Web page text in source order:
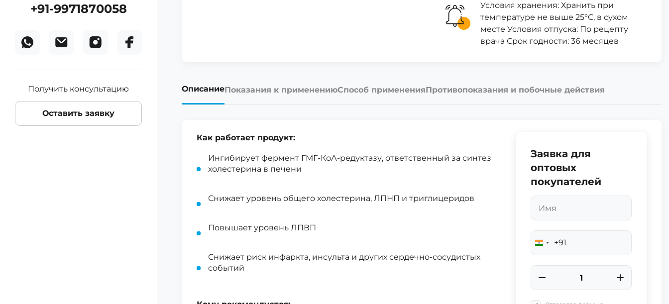
+91-9971870058
Получить консультацию
Оставить заявку
Условия хранения: Хранить при
температуре не выше 25°C, в сухом
месте Условия отпуска: По рецепту
врача Срок годности: 36 месяцев
ОписаниеПоказания к применениюСпособ примененияПротивопоказания и побочные действия
Как работает продукт:
Ингибирует фермент ГМГ-КоА-редуктазу, ответственный за синтез
холестерина в печени
Снижает уровень общего холестерина, ЛПНП и триглицеридов
Повышает уровень ЛПВП
Снижает риск инфаркта, инсульта и других сердечно-сосудистых
событий
Заявка для
оптовых
покупателей
India
+91
+91